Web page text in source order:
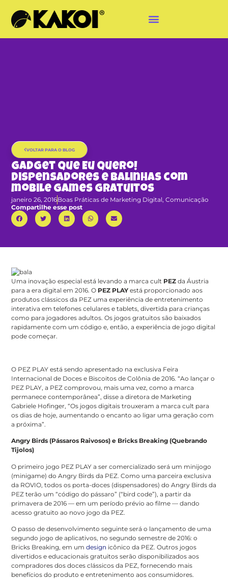
VOLTAR PARA O BLOG
Gadget Que Eu Quero!
Dispensadores e balinhas com
mobile games gratuitos
janeiro 26, 2016Boas Práticas de Marketing Digital,Comunicação
Compartilhe esse post
Uma inovação especial está levando a marca cult PEZ da Áustria
para a era digital em 2016. O PEZ PLAY está proporcionado aos
produtos clássicos da PEZ uma experiência de entretenimento
interativa em telefones celulares e tablets, divertida para crianças
como para jogadores adultos. Os jogos gratuitos são baixados
rapidamente com um código e, então, a experiência de jogo digital
pode começar.
O PEZ PLAY está sendo apresentado na exclusiva Feira
Internacional de Doces e Biscoitos de Colônia de 2016. “Ao lançar o
PEZ PLAY, a PEZ comprovou, mais uma vez, como a marca
permanece contemporânea”, disse a diretora de Marketing
Gabriele Hofinger, “Os jogos digitais trouxeram a marca cult para
os dias de hoje, aumentando o encanto ao ligar uma geração com
a próxima”.
Angry Birds (Pássaros Raivosos) e Bricks Breaking (Quebrando
Tijolos)
O primeiro jogo PEZ PLAY a ser comercializado será um minijogo
(minigame) do Angry Birds da PEZ. Como uma parceira exclusiva
da ROVIO, todos os porta-doces (dispensadores) do Angry Birds da
PEZ terão um “código do pássaro” (“bird code”), a partir da
primavera de 2016 — em um período prévio ao filme — dando
acesso gratuito ao novo jogo da PEZ.
O passo de desenvolvimento seguinte será o lançamento de uma
segundo jogo de aplicativos, no segundo semestre de 2016: o
Bricks Breaking, em umdesign icônico da PEZ. Outros jogos
divertidos e educacionais gratuitos serão disponibilizados aos
compradores dos doces clássicos da PEZ, fornecendo mais
benefícios do produto e entretenimento aos consumidores.